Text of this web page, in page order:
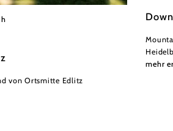
von Ortsmitte Edlitz
mehr